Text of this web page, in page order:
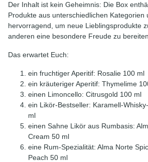
Der Inhalt ist kein Geheimnis: Die Box
Produkte aus unterschiedlichen Kategorien
hervorragend, um neue Lieblingsprodukte
anderen eine besondere Freude zu bereiten.
Das erwartet Euch:
ein fruchtiger Aperitif: Rosalie 100 ml
ein kräuteriger Aperitif: Thymelime
einen Limoncello: Citrusgold 100 ml
ein Likör-Bestseller: Karamell-
ml
einen Sahne Likör aus Rumbasis:
Cream 50 ml
eine Rum-Spezialität: Alma Norte
Peach 50 ml